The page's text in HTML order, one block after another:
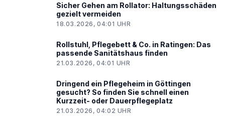
Sicher Gehen am Rollator: Haltungsschäden
gezielt vermeiden
18.03.2026, 04:01 UHR
Rollstuhl, Pflegebett & Co. in Ratingen: Das
passende Sanitätshaus finden
21.03.2026, 04:01 UHR
Dringend ein Pflegeheim in Göttingen
gesucht? So finden Sie schnell einen
Kurzzeit- oder Dauerpflegeplatz
21.03.2026, 04:02 UHR